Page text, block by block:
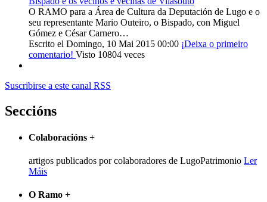
O RAMO para a Área de Cultura da Deputación de Lugo e o
seu representante Mario Outeiro, o Bispado, con Miguel
Gómez e César Carnero…
Escrito el Domingo, 10 Mai 2015 00:00 ¡Deixa o primeiro
comentario! Visto 10804 veces
Suscribirse a este canal RSS
Seccións
Colaboracións +
artigos publicados por colaboradores de LugoPatrimonio Ler
Máis
O Ramo +